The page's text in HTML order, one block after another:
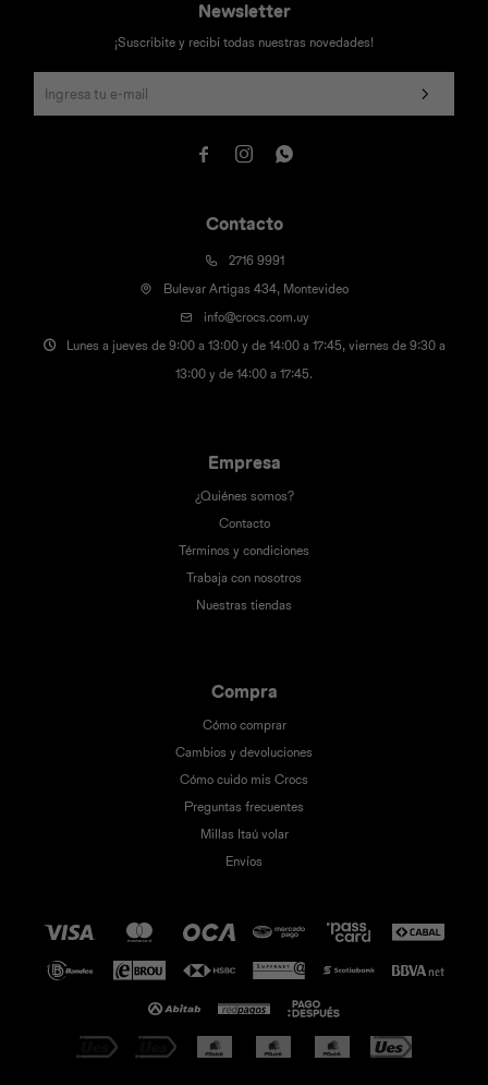
Contacto
2716 9991
Bulevar Artigas 434, Montevideo
info@crocs.com.uy
Lunes a jueves de 9:00 a 13:00 y de 14:00 a 17:45, viernes de 9:30 a
13:00 y de 14:00 a 17:45.
Empresa
¿Quiénes somos?
Contacto
Términos y condiciones
Trabaja con nosotros
Nuestras tiendas
Compra
Cómo comprar
Cambios y devoluciones
Cómo cuido mis Crocs
Preguntas frecuentes
Millas Itaú volar
Envíos
Newsletter
¡Suscribite y recibí todas nuestras novedades!
  